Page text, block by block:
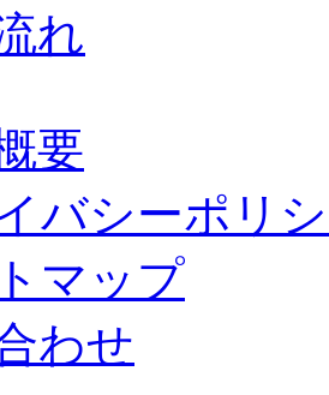
れ
要
バシーポリ
マップ
わせ